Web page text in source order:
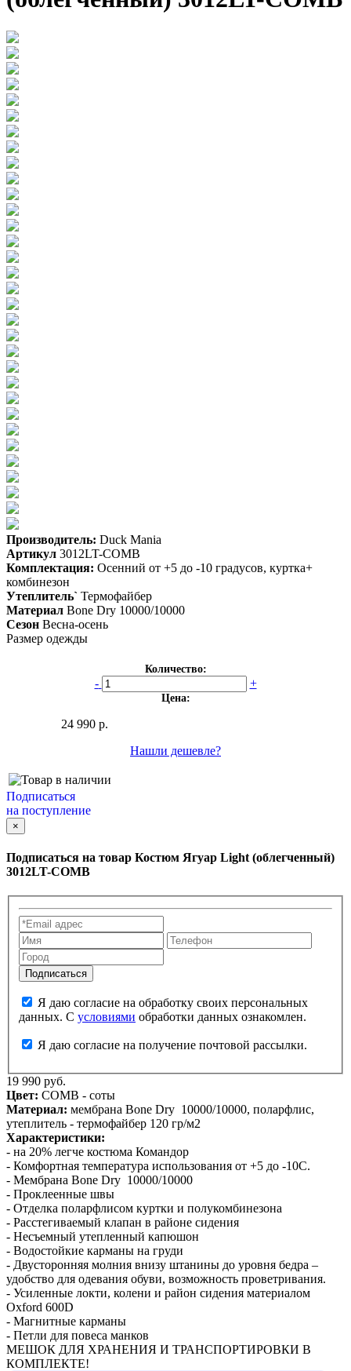
Производитель: Duck Mania
Артикул 3012LT-COMB
Комплектация: Осенний от +5 до -10 градусов, куртка+
комбинезон
Утеплитель` Термофайбер
Материал Bone Dry 10000/10000
Сезон Весна-осень
Размер одежды
Количество:
- +
Цена:
24 990 р.
Нашли дешевле?
Подписаться
на поступление
×
Подписаться на товар Костюм Ягуар Light (облегченный)
3012LT-COMB
данных. С условиями обработки данных ознакомлен.
Я даю согласие на получение почтовой рассылки.
19 990 руб.
Цвет: COMB - соты
Материал: мембрана Bone Dry 10000/10000, поларфлис,
утеплитель - термофайбер 120 гр/м2
Характеристики:
- на 20% легче костюма Командор
- Комфортная температура использования от +5 до -10С.
- Мембрана Bone Dry 10000/10000
- Проклеенные швы
- Отделка поларфлисом куртки и полукомбинезона
- Расстегиваемый клапан в районе сидения
- Несъемный утепленный капюшон
- Водостойкие карманы на груди
- Двусторонняя молния внизу штанины до уровня бедра –
удобство для одевания обуви, возможность проветривания.
- Усиленные локти, колени и район сидения материалом
Oxford 600D
- Магнитные карманы
- Петли для повеса манков
МЕШОК ДЛЯ ХРАНЕНИЯ И ТРАНСПОРТИРОВКИ В
КОМПЛЕКТЕ!